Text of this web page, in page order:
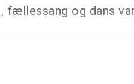
fællessang og dans